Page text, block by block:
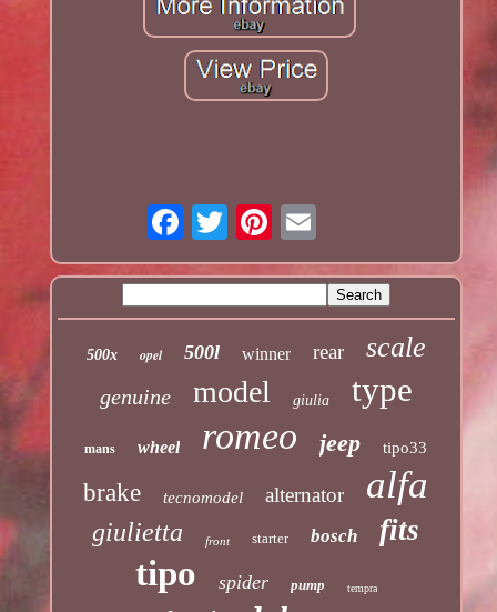
500x opel 500l winner rear scale
genuine model giulia type
mans wheel romeo jeep tipo33
brake tecnomodel alternator alfa
giulietta front starter bosch fits
tipo spider pump tempra